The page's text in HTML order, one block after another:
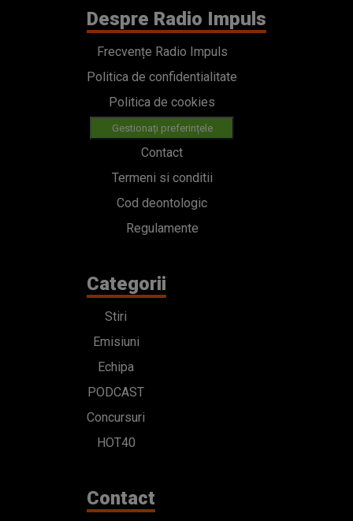
Despre Radio Impuls
Frecvențe Radio Impuls
Politica de confidentialitate
Politica de cookies
Gestionați preferințele
Contact
Termeni si conditii
Cod deontologic
Regulamente
Categorii
Stiri
Emisiuni
Echipa
PODCAST
Concursuri
HOT40
Contact